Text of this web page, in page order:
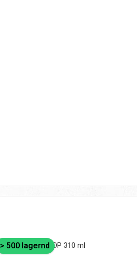
> 500 lagernd